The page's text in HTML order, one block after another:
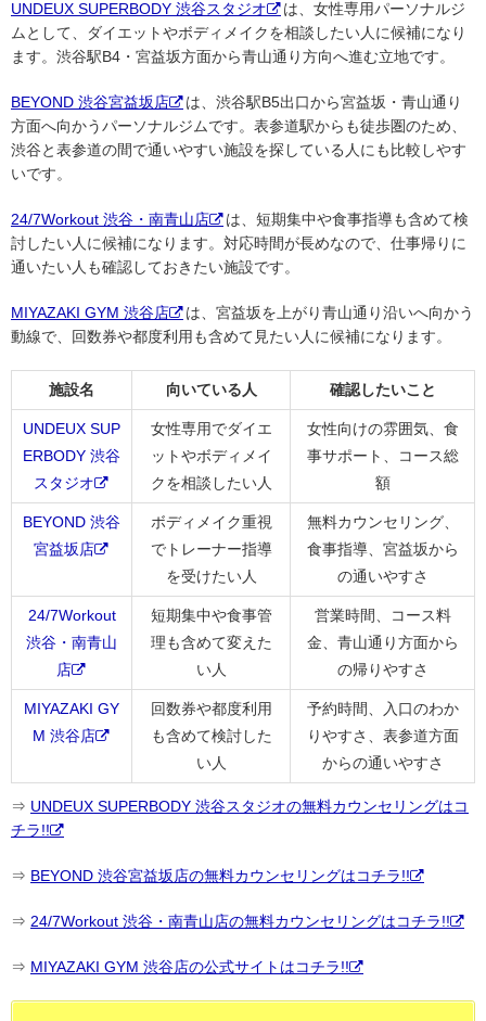
UNDEUX SUPERBODY 渋谷スタジオ
は、女性専用パーソナルジ
ムとして、ダイエットやボディメイクを相談したい人に候補になり
ます。渋谷駅B4・宮益坂方面から青山通り方向へ進む立地です。
BEYOND 渋谷宮益坂店
は、渋谷駅B5出口から宮益坂・青山通り
方面へ向かうパーソナルジムです。表参道駅からも徒歩圏のため、
渋谷と表参道の間で通いやすい施設を探している人にも比較しやす
いです。
24/7Workout 渋谷・南青山店
は、短期集中や食事指導も含めて検
討したい人に候補になります。対応時間が長めなので、仕事帰りに
通いたい人も確認しておきたい施設です。
MIYAZAKI GYM 渋谷店
は、宮益坂を上がり青山通り沿いへ向かう
動線で、回数券や都度利用も含めて見たい人に候補になります。
施設名 向いている人 確認したいこと
UNDEUX SUP
ERBODY 渋谷
スタジオ
女性専用でダイエ
ットやボディメイ
クを相談したい人
女性向けの雰囲気、食
事サポート、コース総
額
BEYOND 渋谷
宮益坂店
ボディメイク重視
でトレーナー指導
を受けたい人
無料カウンセリング、
食事指導、宮益坂から
の通いやすさ
24/7Workout
渋谷・南青山
店
短期集中や食事管
理も含めて変えた
い人
営業時間、コース料
金、青山通り方面から
の帰りやすさ
MIYAZAKI GY
M 渋谷店
回数券や都度利用
も含めて検討した
い人
予約時間、入口のわか
りやすさ、表参道方面
からの通いやすさ
⇒ UNDEUX SUPERBODY 渋谷スタジオの無料カウンセリングはコ
チラ!!
⇒ BEYOND 渋谷宮益坂店の無料カウンセリングはコチラ!!
⇒ 24/7Workout 渋谷・南青山店の無料カウンセリングはコチラ!!
⇒ MIYAZAKI GYM 渋谷店の公式サイトはコチラ!!